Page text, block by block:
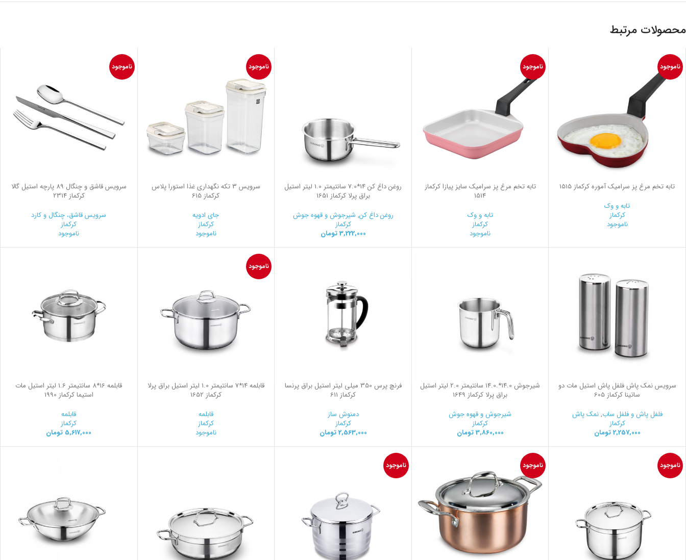
محصولات مرتبط
ناموجود
تابه تخم مرغ پز سرامیک آموره کرکماز 1515
تابه و وک
کرکماز
ناموجود
ناموجود
تابه تخم مرغ پز سرامیک سایز پیازا کرکماز
1514
تابه و وک
کرکماز
ناموجود
روغن داغ کن 14*7.0 سانتیمتر 1.0 لیتر استیل
براق پرلا کرکماز 1651
روغن داغ کن, شیرجوش و قهوه جوش
کرکماز
3,222,000 تومان
ناموجود
سرويس 3 تكه نگهداری غذا استورا پلاس
کرکماز 615
جای ادویه
کرکماز
ناموجود
ناموجود
سرویس قاشق و چنگال 89 پارچه استیل گالا
کرکماز 2314
سرویس قاشق، چنگال و کارد
کرکماز
ناموجود
سرویس نمک پاش فلفل پاش استیل مات دو
ساتینا کرکماز 605
فلفل پاش و فلفل ساب,نمک پاش
کرکماز
2,257,000 تومان
شیرجوش 14.0*.14.0 سانتیمتر 2.0 لیتر استیل
براق پرلا کرکماز 1649
شیرجوش و قهوه جوش
کرکماز
3,860,000 تومان
فرنچ پرس 350 میلی لیتر استیل براق پرنسا
کرکماز 611
دمنوش ساز
کرکماز
2,563,000 تومان
ناموجود
قابلمه 14*7 سانتیمتر 1.0 لیتر استیل براق پرلا
کرکماز 1652
قابلمه
کرکماز
ناموجود
قابلمه 16*8 سانتیمتر 1.6 لیتر استیل مات
استیما کرکماز 1990
قابلمه
کرکماز
5,617,000 تومان
ناموجود ناموجود ناموجود